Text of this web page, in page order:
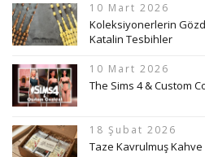
10 Mart 2026
Koleksiyonerlerin
Katalin Tesbihler
10 Mart 2026
The Sims 4 & Custom
18 Şubat 2026
Taze Kavrulmuş Kahve